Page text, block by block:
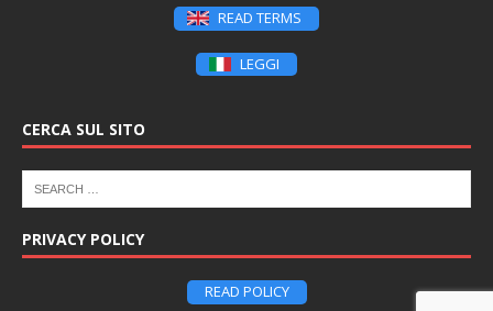
READ TERMS
LEGGI
CERCA SUL SITO
PRIVACY POLICY
READ POLICY